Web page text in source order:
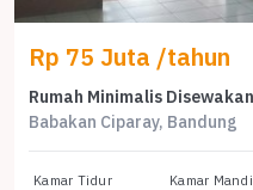
Rp 75 Juta /tahun
Babakan Ciparay, Bandung
Kamar Tidur Kamar Mandi